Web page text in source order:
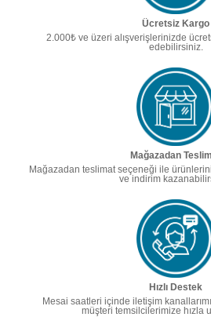
Ücretsiz Kargo
2.000₺ ve üzeri alışverişlerinizde
edebilirsiniz.
Mağazadan
Mağazadan teslimat seçeneği ile
ve indirim
Hızlı Destek
Mesai saatleri içinde iletişim
müşteri temsilcilerimize hızla